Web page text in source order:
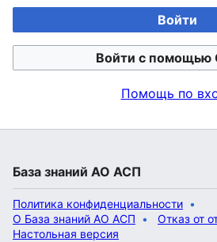
Войти
Войти с помощью
Помощь по
База знаний АО АСП
Политика конфиденциальности
О База знаний АО АСП
Отказ от
Настольная версия